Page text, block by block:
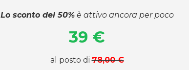
Lo sconto del 50%è attivo ancora per poco
39 €
al posto di78,00 €